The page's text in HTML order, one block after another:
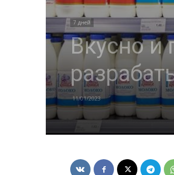
7 дней
Вкусно и
11/01/2023